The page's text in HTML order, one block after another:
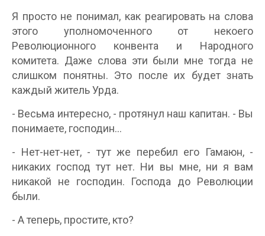
Я просто не понимал, как реагировать на слова
этого уполномоченного от некоего
Революционного конвента и Народного
комитета. Даже слова эти были мне тогда не
слишком понятны. Это после их будет знать
каждый житель Урда.
- Весьма интересно, - протянул наш капитан. - Вы
понимаете, господин...
- Нет-нет-нет, - тут же перебил его Гамаюн, -
никаких господ тут нет. Ни вы мне, ни я вам
никакой не господин. Господа до Революции
были.
- А теперь, простите, кто?